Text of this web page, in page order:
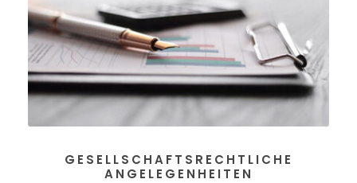
GESELLSCHAFTSRECHTLICHE
ANGELEGENHEITEN